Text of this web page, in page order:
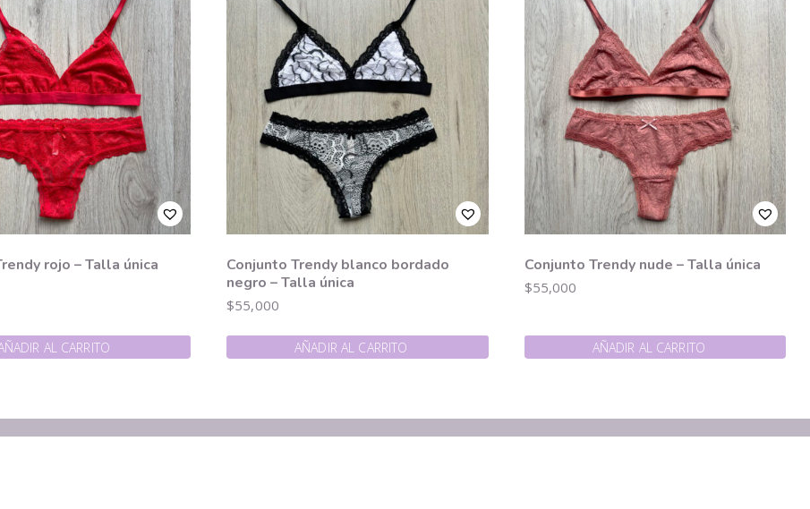
rojo – Talla única
AL CARRITO
Conjunto Trendy blanco bordado
negro – Talla única
$55,000
AÑADIR AL CARRITO
Conjunto Trendy nude – Talla única
$55,000
AÑADIR AL CARRITO